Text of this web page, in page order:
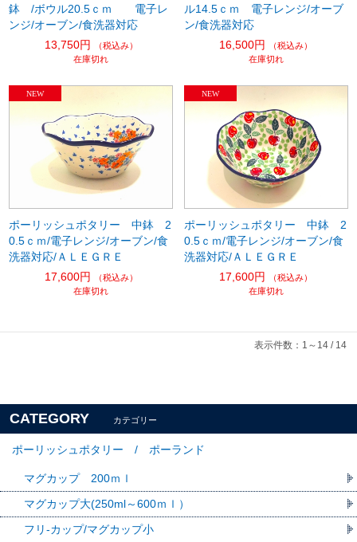
鉢 /ボウル20.5ｃｍ 電子レ
ンジ/オーブン/食洗器対応
13,750円
（税込み）
在庫切れ
ル14.5ｃｍ 電子レンジ/オーブ
ン/食洗器対応
16,500円
（税込み）
在庫切れ
ポーリッシュポタリー 中鉢 2
0.5ｃｍ/電子レンジ/オーブン/食
洗器対応/ＡＬＥＧＲＥ
17,600円
（税込み）
在庫切れ
ポーリッシュポタリー 中鉢 2
0.5ｃｍ/電子レンジ/オーブン/食
洗器対応/ＡＬＥＧＲＥ
17,600円
（税込み）
在庫切れ
表示件数：1～14 / 14
CATEGORY カテゴリー
ポーリッシュポタリー / ポーランド
マグカップ 200ｍｌ
マグカップ大(250ml～600ｍｌ）
フリ-カップ/マグカップ小